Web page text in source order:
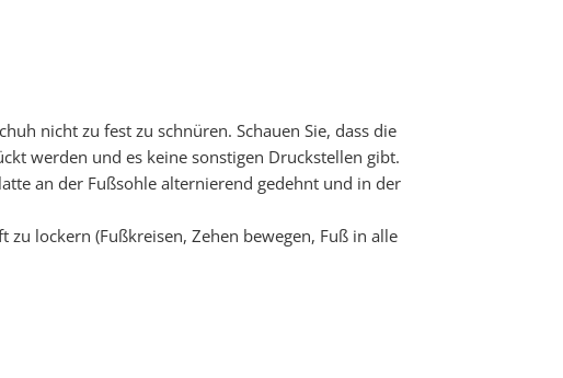
nicht zu fest zu schnüren. Schauen Sie, dass die
werden und es keine sonstigen Druckstellen gibt.
an der Fußsohle alternierend gedehnt und in der
lockern (Fußkreisen, Zehen bewegen, Fuß in alle